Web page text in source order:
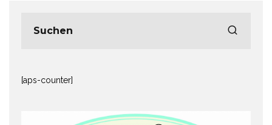
[aps-counter]